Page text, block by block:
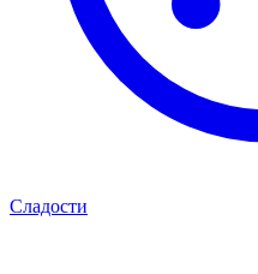
Сладости